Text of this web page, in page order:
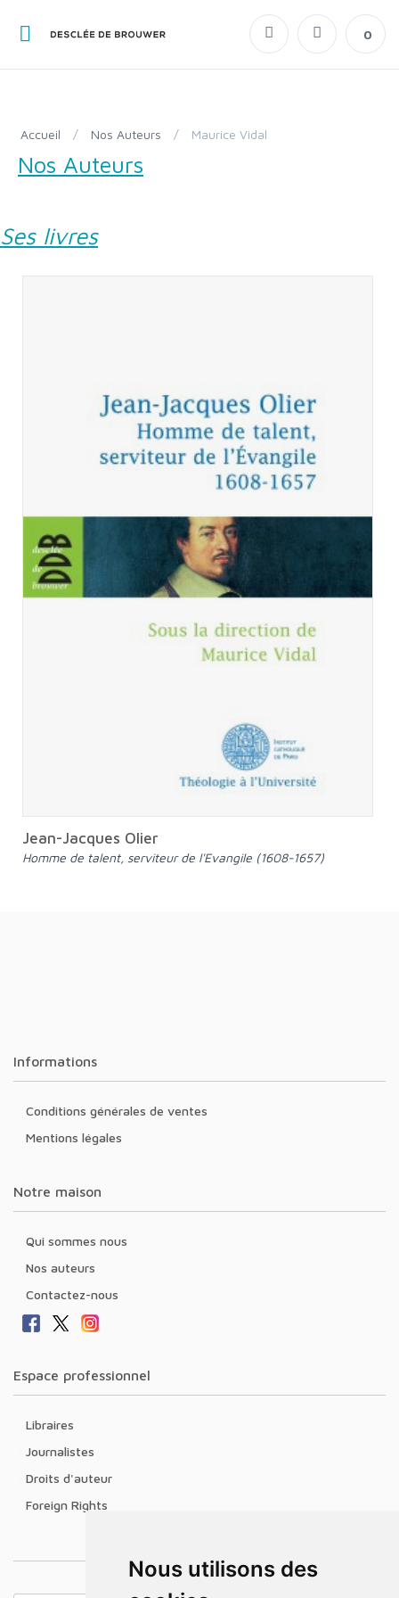
Nous utilisons des
0
Accueil / Nos Auteurs / Maurice Vidal
Nos Auteurs
Ses livres
Jean-Jacques Olier
Homme de talent, serviteur de l'Evangile (1608-1657)
Informations
Conditions générales de ventes
Mentions légales
Notre maison
Qui sommes nous
Nos auteurs
Contactez-nous
Espace professionnel
Libraires
Journalistes
Droits d'auteur
Foreign Rights